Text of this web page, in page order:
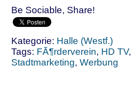
Be Sociable, Share!
Kategorie: Halle (Westf.)
Tags: FÃ¶rderverein, HD TV,
Stadtmarketing, Werbung